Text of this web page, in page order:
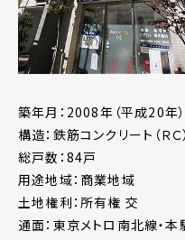
築年月：2008年（平成20年
構造：鉄筋コンクリート（
総戸数：84戸
用途地域：商業地域
土地権利：所有権 交
通面：東京メトロ南北線・